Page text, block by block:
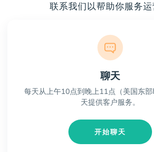
联系我们以帮助你服务
聊天
每天从上午10点到晚上11点（美国东
天提供客户服务。
开始聊天